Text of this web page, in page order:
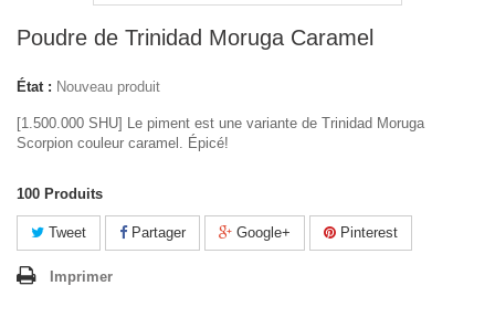
Poudre de Trinidad Moruga Caramel
État : Nouveau produit
[1.500.000 SHU] Le piment est une variante de Trinidad Moruga
Scorpion couleur caramel. Épicé!
100 Produits
Tweet Partager Google+ Pinterest
Imprimer